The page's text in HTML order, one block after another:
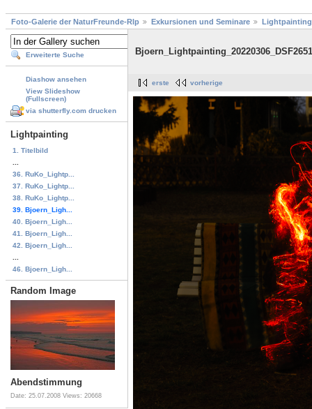
Foto-Galerie der NaturFreunde-Rlp Exkursionen und Seminare Lightpainting
Erweiterte Suche
Diashow ansehen
View Slideshow
(Fullscreen)
via shutterfly.com drucken
Lightpainting
1. Titelbild
36. RuKo_Lightp...
37. RuKo_Lightp...
38. RuKo_Lightp...
39. Bjoern_Ligh...
40. Bjoern_Ligh...
41. Bjoern_Ligh...
42. Bjoern_Ligh...
46. Bjoern_Ligh...
Random Image
Abendstimmung
Date: 25.07.2008 Views: 20668
Bjoern_Lightpainting_20220306_DSF2651
erste vorherige